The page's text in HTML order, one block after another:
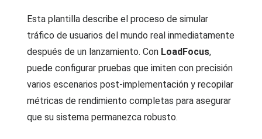
Esta plantilla describe el proceso de simular
tráfico de usuarios del mundo real inmediatamente
después de un lanzamiento. Con LoadFocus,
puede configurar pruebas que imiten con precisión
varios escenarios post-implementación y recopilar
métricas de rendimiento completas para asegurar
que su sistema permanezca robusto.